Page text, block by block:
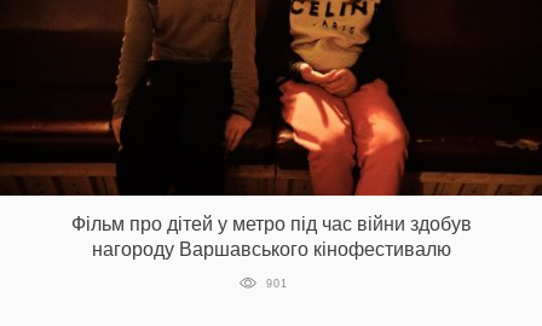
Фільм про дітей у метро під час війни здобув
нагороду Варшавського кінофестивалю
901